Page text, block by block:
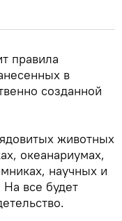
правила
в
созданной
животных
океанариумах,
научных и
все будет